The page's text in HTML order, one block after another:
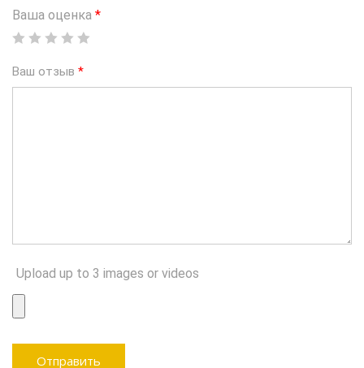
Ваша оценка *
Ваш отзыв *
Upload up to 3 images or videos